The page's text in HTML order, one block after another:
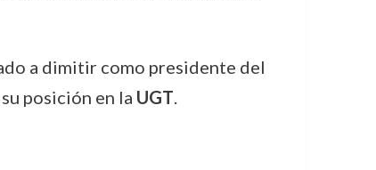
a dimitir como presidente del
posición en la UGT.